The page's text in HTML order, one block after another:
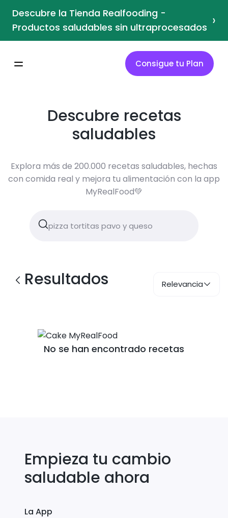
Descubre la Tienda Realfooding -
Productos saludables sin ultraprocesados ›
Consigue tu Plan
Descubre recetas
saludables
Explora más de 200.000 recetas saludables, hechas
con comida real y mejora tu alimentación con la app
MyRealFood💚
Resultados Relevancia
No se han encontrado recetas
Empieza tu cambio
saludable ahora
La App